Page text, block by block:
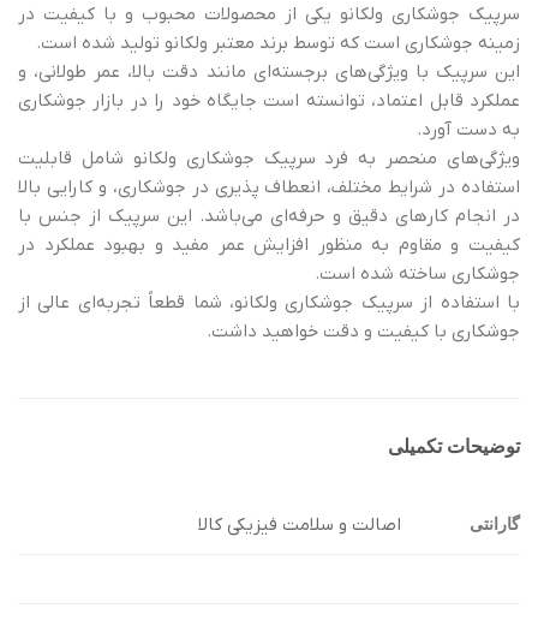
سرپیک جوشکاری ولکانو یکی از محصولات محبوب و با کیفیت در
زمینه جوشکاری است که توسط برند معتبر ولکانو تولید شده است.
این سرپیک با ویژگی‌های برجسته‌ای مانند دقت بالا، عمر طولانی، و
عملکرد قابل اعتماد، توانسته است جایگاه خود را در بازار جوشکاری
به دست آورد.
ویژگی‌های منحصر به فرد سرپیک جوشکاری ولکانو شامل قابلیت
استفاده در شرایط مختلف، انعطاف پذیری در جوشکاری، و کارایی بالا
در انجام کارهای دقیق و حرفه‌ای می‌باشد. این سرپیک از جنس با
کیفیت و مقاوم به منظور افزایش عمر مفید و بهبود عملکرد در
جوشکاری ساخته شده است.
با استفاده از سرپیک جوشکاری ولکانو، شما قطعاً تجربه‌ای عالی از
جوشکاری با کیفیت و دقت خواهید داشت.
توضیحات تکمیلی
گارانتی اصالت و سلامت فیزیکی کالا